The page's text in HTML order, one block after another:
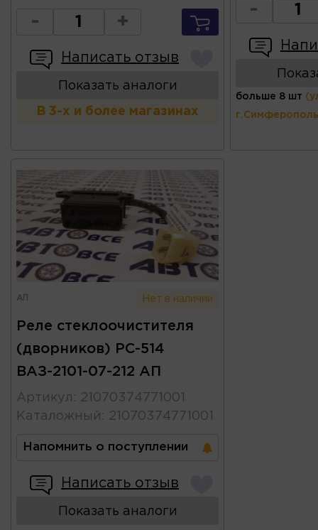
- +
Написать отзыв
Показать аналоги
В 3-х и более магазинах
-
больше 8 шт
АП Нет в наличии
Реле стеклоочистителя
(дворников) РС-514
ВАЗ-2101-07-212 АП
Артикул : 21070374771001
Каталожный : 21070374771001
Напомнить о поступлении
Написать отзыв
Показать аналоги